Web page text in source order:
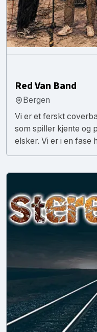
Red Van Band
Bergen
Vi er et ferskt
som spiller kjente og
elsker. Vi er i en fase